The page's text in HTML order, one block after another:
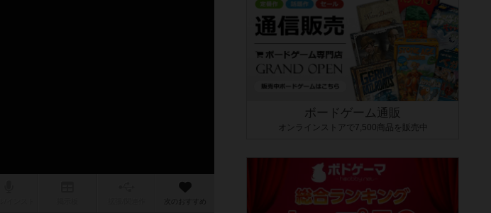
次のおすすめ
ボードゲーム通販
オンラインストアで7,500商品を販売中